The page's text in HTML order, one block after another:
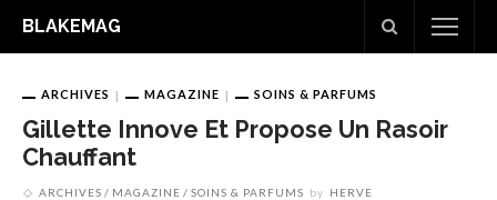
BLAKEMAG
ARCHIVES MAGAZINE SOINS & PARFUMS
Gillette Innove Et Propose Un Rasoir
Chauffant
ARCHIVES MAGAZINE SOINS & PARFUMS by HERVE